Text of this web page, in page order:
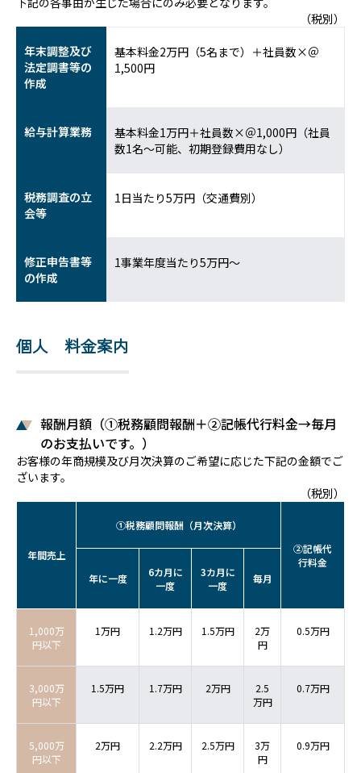
（税別）
年末調整及び
法定調書等の
作成
基本料金2万円（5名まで）＋社員数×＠
1,500円
給与計算業務
基本料金1万円＋社員数×＠1,000円（社員
数1名～可能、初期登録費用なし）
税務調査の立
会等
1日当たり5万円（交通費別）
修正申告書等
の作成
1事業年度当たり5万円～
個人 料金案内
報酬月額（①税務顧問報酬＋②記帳代行料金→毎月
のお支払いです。）
お客様の年商規模及び月次決算のご希望に応じた下記の金額でご
ざいます。
（税別）
年間売上
①税務顧問報酬（月次決算）
②記帳代
行料金
年に一度
6カ月に
一度
3カ月に
一度
毎月
1,000万
円以下
1万円 1.2万円 1.5万円
2万
円
0.5万円
3,000万
円以下
1.5万円 1.7万円 2万円
2.5
万円
0.7万円
5,000万
円以下
2万円 2.2万円 2.5万円
3万
円
0.9万円